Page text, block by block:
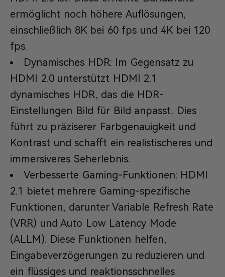
ermöglicht noch höhere Auflösungen,
einschließlich 8K bei 60 fps und 4K bei 120
fps.
Dynamisches HDR: Im Gegensatz zu
HDMI 2.0 unterstützt HDMI 2.1
dynamisches HDR, das die HDR-
Einstellungen Bild für Bild anpasst. Dies
führt zu präziserer Farbgenauigkeit und
Kontrast und schafft ein realistischeres und
immersiveres Seherlebnis.
Verbesserte Gaming-Funktionen: HDMI
2.1 bietet mehrere Gaming-spezifische
Funktionen, darunter Variable Refresh Rate
(VRR) und Auto Low Latency Mode
(ALLM). Diese Funktionen helfen,
Eingabeverzögerungen zu reduzieren und
ein flüssiges und reaktionsschnelles